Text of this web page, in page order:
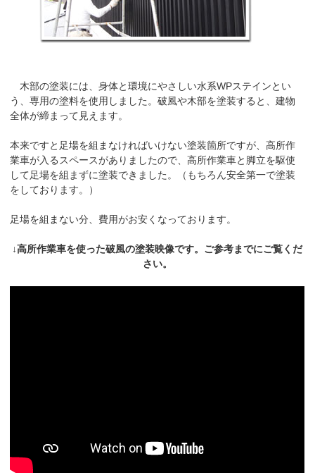
木部の塗装には、身体と環境にやさしい水系WPステインとい
う、専用の塗料を使用しました。破風や木部を塗装すると、建物
全体が締まって見えます。
本来ですと足場を組まなければいけない塗装箇所ですが、高所作
業車が入るスペースがありましたので、高所作業車と脚立を駆使
して足場を組まずに塗装できました。（もちろん安全第一で塗装
をしております。）
足場を組まない分、費用がお安くなっております。
↓高所作業車を使った破風の塗装映像です。ご参考までにご覧くだ
さい。